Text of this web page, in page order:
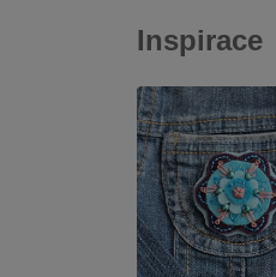
Inspirace